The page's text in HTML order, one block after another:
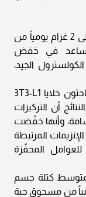
وقد بيّنت أبحاث سابقة أن تناول 500 ملغ إلى 2 غرام يومياً من
يساعد في خفض
الجيد،
في الجزء المخبري من الدراسة، استخدم الباحثون خلايا 3T3-L1
أن التركيزات
غير سامة، وأنها خفّضت
المرتبطة
المحفّزة
فشملت 42 مشاركاً بمتوسط كتلة جسم
مجموعة 5 غرامات يومياً من مسحوق حبة